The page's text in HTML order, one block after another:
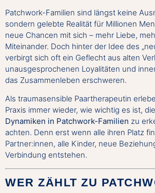
Patchwork-Familien sind längst keine
sondern gelebte Realität für Millionen
neue Chancen mit sich – mehr Liebe,
Miteinander. Doch hinter der Idee des
verbirgt sich oft ein Geflecht aus alten
unausgesprochenen Loyalitäten und
das Zusammenleben erschweren.
Als traumasensible Paartherapeutin
Praxis immer wieder, wie wichtig es ist, die
Dynamiken in Patchwork-Familien zu
achten. Denn erst wenn alle ihren Platz
Partner:innen, alle Kinder, neue
Verbindung entstehen.
WER ZÄHLT ZU